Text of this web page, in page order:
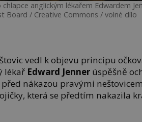
anglickým lékařem Edwardem
Board / Creative Commons / volné dílo
vedl k objevu principu
lékař Edward Jenner úspěšně
nákazou pravými
která se předtím nakazila